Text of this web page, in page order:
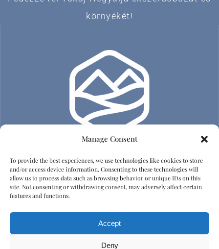
Manage Consent
To provide the best experiences, we use technologies like cookies to store
and/or access device information. Consenting to these technologies will
allow us to process data such as browsing behavior or unique IDs on this
site. Not consenting or withdrawing consent, may adversely affect certain
features and functions.
Accept
Deny
környékét!
Adatvédelem
Impresszum